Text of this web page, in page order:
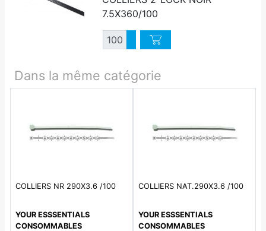
7.5X360/100
QuantitéAugmenter quantité
Diminuer quantité
Dans la même catégorie
COLLIERS NR 290X3.6 /100
YOUR ESSSENTIALS
CONSOMMABLES
COLLIERS NAT.290X3.6 /100
YOUR ESSSENTIALS
CONSOMMABLES